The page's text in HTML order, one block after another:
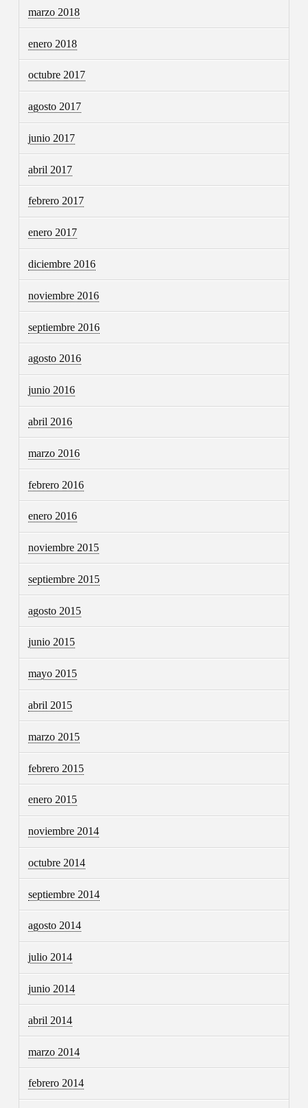
marzo 2018
enero 2018
octubre 2017
agosto 2017
junio 2017
abril 2017
febrero 2017
enero 2017
diciembre 2016
noviembre 2016
septiembre 2016
agosto 2016
junio 2016
abril 2016
marzo 2016
febrero 2016
enero 2016
noviembre 2015
septiembre 2015
agosto 2015
junio 2015
mayo 2015
abril 2015
marzo 2015
febrero 2015
enero 2015
noviembre 2014
octubre 2014
septiembre 2014
agosto 2014
julio 2014
junio 2014
abril 2014
marzo 2014
febrero 2014